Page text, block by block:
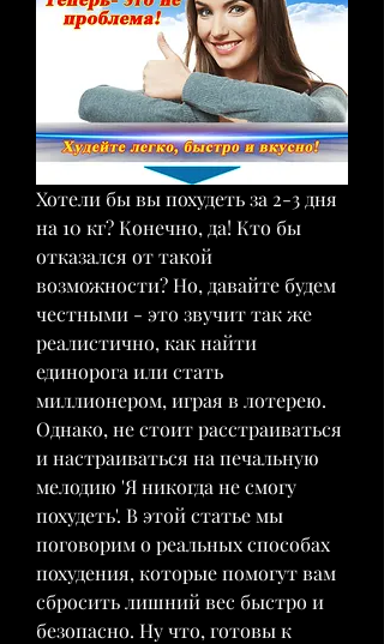
Хотели бы вы похудеть за 2-3 дня
на 10 кг? Конечно, да! Кто бы
отказался от такой
возможности? Но, давайте будем
честными - это звучит так же
реалистично, как найти
единорога или стать
миллионером, играя в лотерею.
Однако, не стоит расстраиваться
и настраиваться на печальную
мелодию 'Я никогда не смогу
похудеть'. В этой статье мы
поговорим о реальных способах
похудения, которые помогут вам
сбросить лишний вес быстро и
безопасно. Ну что, готовы к